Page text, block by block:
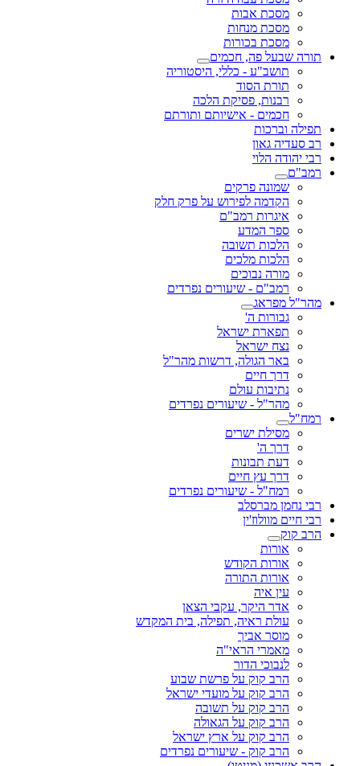
מסכת אבות
מסכת מנחות
מסכת בכורות
תורה שבעל פה, חכמים
תושב"ע - כללי, היסטוריה
תורת הסוד
רבנות, פסיקת הלכה
חכמים - אישיותם ותורתם
תפילה וברכות
רב סעדיה גאון
רבי יהודה הלוי
רמב"ם
שמונה פרקים
הקדמה לפירוש על פרק חלק
איגרות רמב"ם
ספר המדע
הלכות תשובה
הלכות מלכים
מורה נבוכים
רמב"ם - שיעורים נפרדים
מהר"ל מפראג
גבורות ה'
תפארת ישראל
נצח ישראל
באר הגולה, דרשות מהר"ל
דרך חיים
נתיבות עולם
מהר"ל - שיעורים נפרדים
רמח"ל
מסילת ישרים
דרך ה'
דעת תבונות
דרך עץ חיים
רמח"ל - שיעורים נפרדים
רבי נחמן מברסלב
רבי חיים מוולוז'ין
הרב קוק
אורות
אורות הקודש
אורות התורה
עין איה
אדר היקר, עקבי הצאן
עולת ראיה, תפילה, בית המקדש
מוסר אביך
מאמרי הראי"ה
לנבוכי הדור
הרב קוק על פרשת שבוע
הרב קוק על מועדי ישראל
הרב קוק על תשובה
הרב קוק על הגאולה
הרב קוק על ארץ ישראל
הרב קוק - שיעורים נפרדים